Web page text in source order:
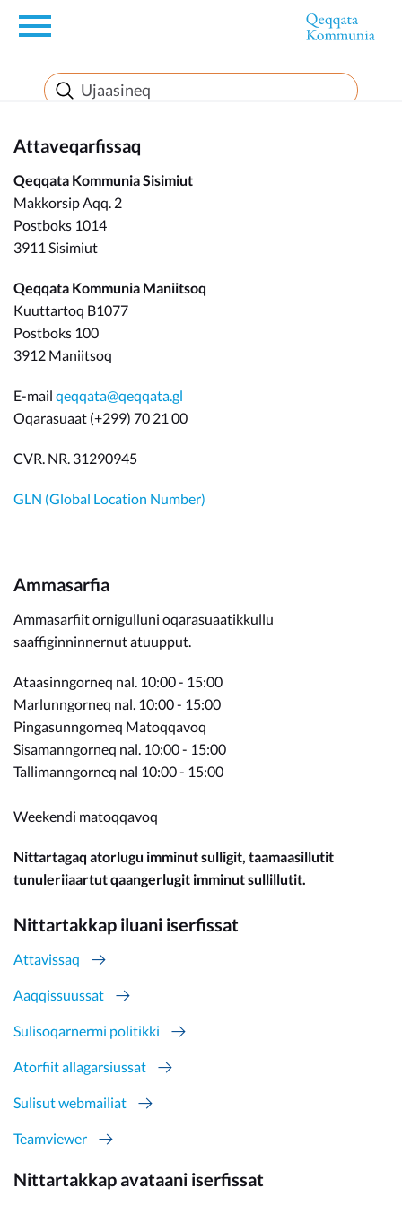
en
Innuttaasunut
Inuussutissarsiorneq
Politikki
Imminut sullinneq
Kommunimi pilersaarut
Kommune pillugu
Attaveqarfissaq
Qeqqata Kommunia Sisimiut
Makkorsip Aqq. 2
Postboks 1014
3911 Sisimiut
Qeqqata Kommunia Maniitsoq
Kuuttartoq B1077
Postboks 100
3912 Maniitsoq
E-mail qeqqata@qeqqata.gl
Oqarasuaat (+299) 70 21 00
CVR. NR. 31290945
GLN (Global Location Number)
Ammasarfia
Ammasarfiit ornigulluni oqarasuaatikkullu
saaffiginninnernut atuupput.
Ataasinngorneq nal. 10:00 - 15:00
Marlunngorneq nal. 10:00 - 15:00
Pingasunngorneq Matoqqavoq
Sisamanngorneq nal. 10:00 - 15:00
Tallimanngorneq nal 10:00 - 15:00
Weekendi matoqqavoq
Nittartagaq atorlugu imminut sulligit, taamaasillutit
tunuleriiaartut qaangerlugit imminut sullillutit.
Nittartakkap iluani iserfissat
Attavissaq
Aaqqissuussat
Sulisoqarnermi politikki
Atorfiit allagarsiussat
Sulisut webmailiat
Teamviewer
Nittartakkap avataani iserfissat